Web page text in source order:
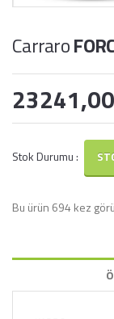
Carraro
Stok Durumu :
Bu ürün 694 kez